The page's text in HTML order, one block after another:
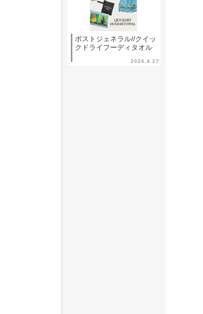
2026.4.27
ポストジェネラル//クイッ
クドライフーディタオル